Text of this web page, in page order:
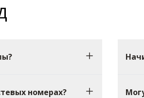
номерах?